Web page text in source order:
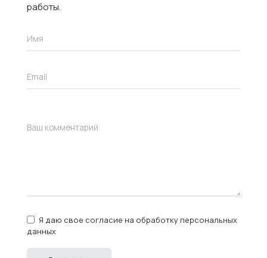
работы.
Я даю свое согласие на обработку персональных
данных